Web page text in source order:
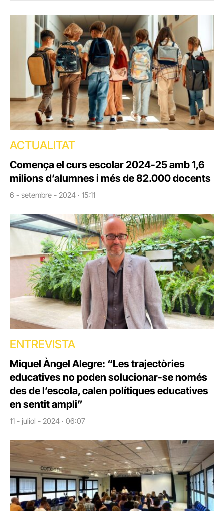
ACTUALITAT
Comença el curs escolar 2024-25 amb 1,6
milions d’alumnes i més de 82.000 docents
6 - setembre - 2024 · 15:11
ENTREVISTA
Miquel Àngel Alegre: “Les trajectòries
educatives no poden solucionar-se només
des de l’escola, calen polítiques educatives
en sentit ampli”
11 - juliol - 2024 · 06:07